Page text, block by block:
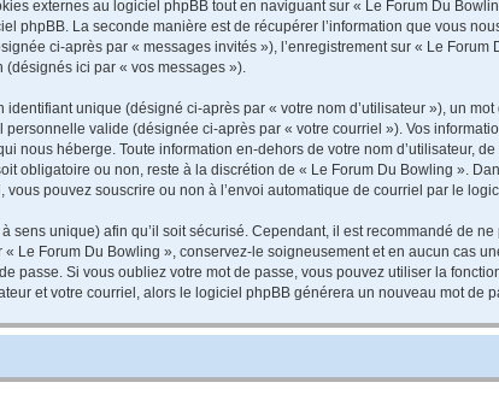
externes au logiciel phpBB tout en naviguant sur « Le Forum Du
phpBB. La seconde manière est de récupérer l’information que vous
ci-après par « messages invités »), l’enregistrement sur « Le
(désignés ici par « vos messages »).
identifiant unique (désigné ci-après par « votre nom d’utilisateur »), un
valide (désignée ci-après par « votre courriel »). Vos
nous héberge. Toute information en-dehors de votre nom d’utilisateur,
obligatoire ou non, reste à la discrétion de « Le Forum Du Bowling ».
pouvez souscrire ou non à l’envoi automatique de courriel par le
sens unique) afin qu’il soit sécurisé. Cependant, il est recommandé de
« Le Forum Du Bowling », conservez-le soigneusement et en aucun cas
passe. Si vous oubliez votre mot de passe, vous pouvez utiliser la
et votre courriel, alors le logiciel phpBB générera un nouveau mot de